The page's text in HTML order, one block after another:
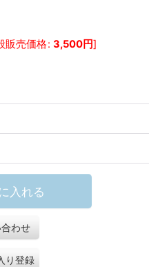
販売価格: 3,500円]
入れる
わせ
り登録